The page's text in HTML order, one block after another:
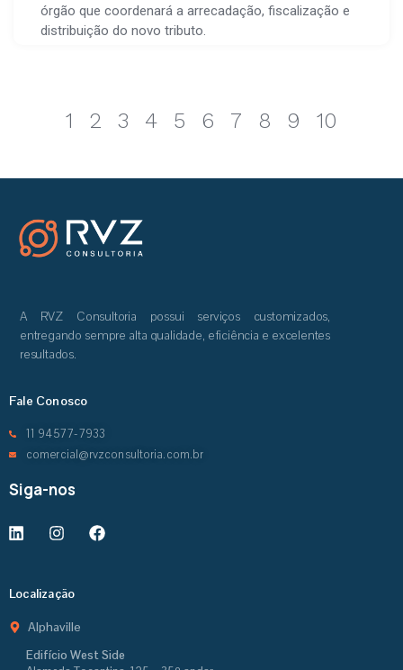
órgão que coordenará a arrecadação, fiscalização e
distribuição do novo tributo.
1 2 3 4 5 6 7 8 9 10
A RVZ Consultoria possui serviços customizados,
entregando sempre alta qualidade, eficiência e excelentes
resultados.
Fale Conosco
11 94577-7933
comercial@rvzconsultoria.com.br
Siga-nos
Localização
Alphaville
Edifício West Side